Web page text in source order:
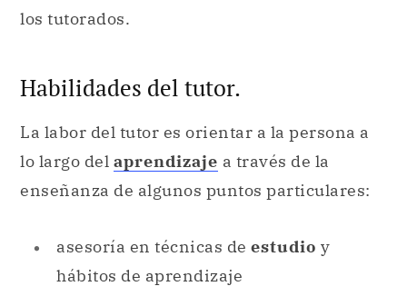
los tutorados.
Habilidades del tutor.
La labor del tutor es orientar a la persona a
lo largo del aprendizaje a través de la
enseñanza de algunos puntos particulares:
asesoría en técnicas de estudio y
hábitos de aprendizaje